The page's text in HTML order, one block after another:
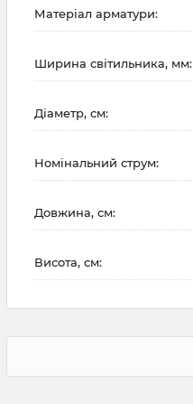
Матеріал арматури:
Ширина світильника, мм:
Діаметр, см:
Номінальний струм:
Довжина, см:
Висота, см: